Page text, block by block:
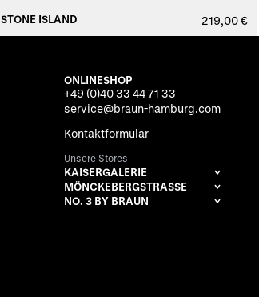
STONE ISLAND 219,00 €
ONLINESHOP
+49 (0)40 33 44 71 33
service@braun-hamburg.com
Kontaktformular
Unsere Stores
KAISERGALERIE
MÖNCKEBERGSTRASSE
NO. 3 BY BRAUN